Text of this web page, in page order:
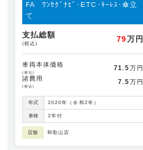
FA ﾜﾝｾｸﾞﾅﾋﾞ･ETC･ｷｰﾚｽ･傘立
て
支払総額
(税込)
79万円
車両本体価格
(税込)
71.5 万円
諸費用
(税込)
7.5 万円
年式 2020年（令和2年）
車検 2年付
店舗 和歌山店